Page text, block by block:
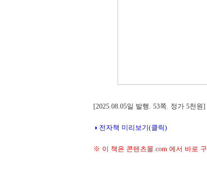
[2025.08.05일 발행. 53쪽. 정가 5천원]
◑ 전자책 미리보기(클릭)
※ 이 책은 콘텐츠몰.com 에서 바로